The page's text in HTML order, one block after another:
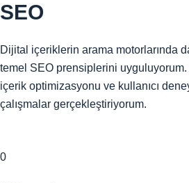
SEO
Dijital içeriklerin arama motorlarında
temel SEO prensiplerini uyguluyorum.
içerik optimizasyonu ve kullanıcı
çalışmalar gerçekleştiriyorum.
0